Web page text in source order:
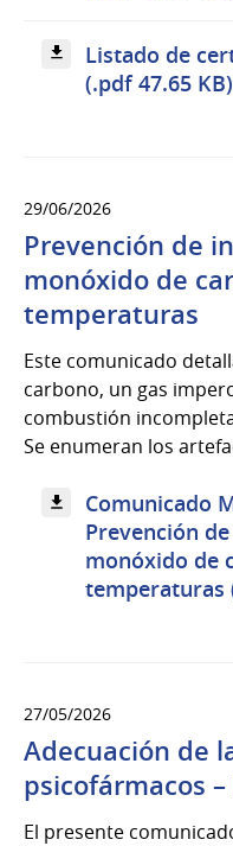
Listado de
(.pdf 47.65 KB)
29/06/2026
Prevención de
monóxido de
temperaturas
Este comunicado
carbono, un gas
combustión
Se enumeran los
Comunicado
Prevención
monóxido de
temperaturas
27/05/2026
Adecuación de
psicofármacos
El presente